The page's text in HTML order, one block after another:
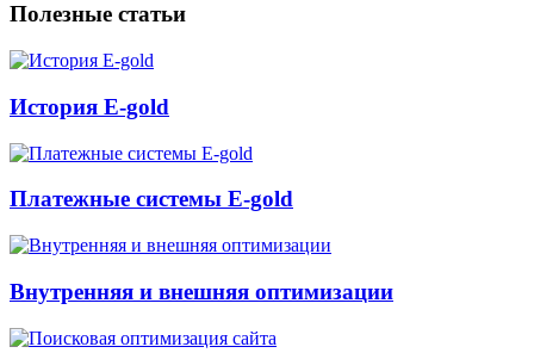
Полезные статьи
История E-gold
Платежные системы E-gold
Внутренняя и внешняя оптимизации